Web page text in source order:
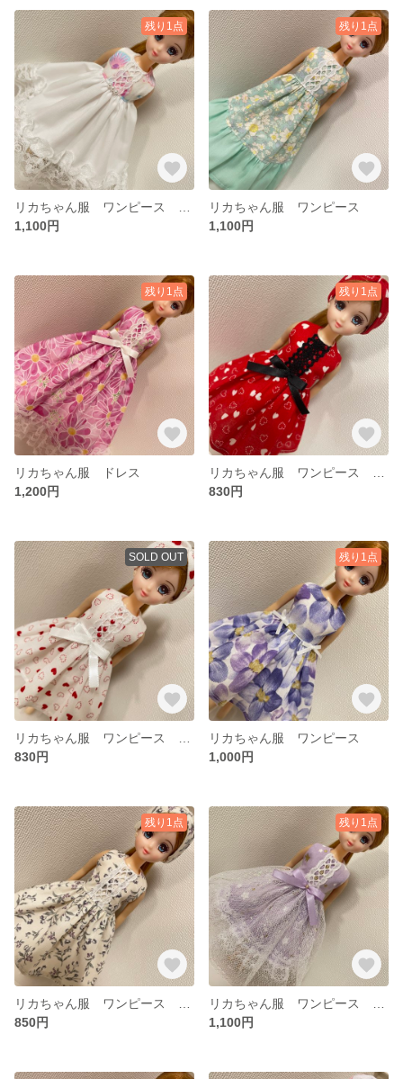
残り1点
1,100円
残り1点
リカちゃん服 ワンピース
1,100円
残り1点
リカちゃん服 ドレス
1,200円
残り1点
830円
SOLD OUT
830円
残り1点
リカちゃん服 ワンピース
1,000円
残り1点
850円
残り1点
1,100円